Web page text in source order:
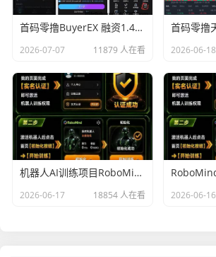
首码零撸BuyerEX 融资1.4亿 K投来袭无广告一/键领取长期平台助你翻身
2026-07-07 11879 人在看 2026-06-18
机器人AI训练项目RoboMind：零撸主流币ROBO每天零撸21元 算力即财富！
2026-06-17 18854 人在看 2026-06-16